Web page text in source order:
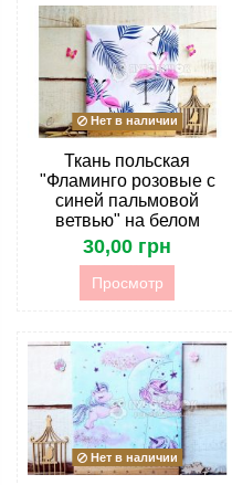
Нет в наличии
Ткань польская
"Фламинго розовые с
синей пальмовой
ветвью" на белом
30,00 грн
Просмотр
Нет в наличии